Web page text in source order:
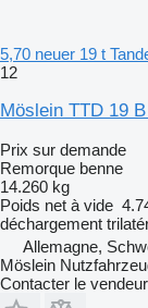
5,70 neuer 19 t
12
Möslein TTD 19
Prix sur demande
Remorque benne
14.260 kg
Poids net à vide
déchargement
Allemagne,
Möslein
Contacter le vendeur